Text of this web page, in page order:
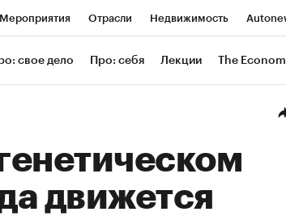
Мероприятия Отрасли Недвижимость
РБК Life Тренды Визионеры
свое дело Про: себя Лекции The
движется